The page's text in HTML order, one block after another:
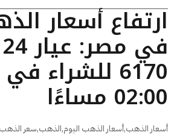
ارتفاع أسعار
6170 للشراء
02:00 مساءًا
أسعار الذهب,أسعار الذهب اليوم,الذهب,سعر الذهب